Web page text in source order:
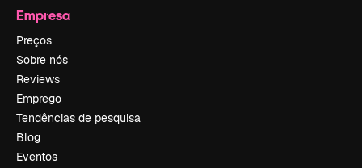
Empresa
Preços
Sobre nós
Reviews
Emprego
Tendências de pesquisa
Blog
Eventos